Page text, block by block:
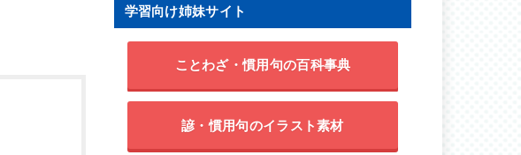
学習向け姉妹サイト
ことわざ・慣用句の百科事典
諺・慣用句のイラスト素材